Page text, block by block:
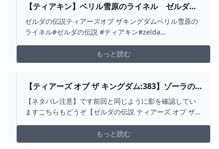
【ティアキン】ベリル雪原のライネル ゼルダの
伝説ティアーズオブ ザキングダム #ゼルダの伝
説 #ティアキン #ZELDA #SHORTS - YOUTUBE
ゼルダの伝説ティアーズオブ ザキングダムベリル雪原の
ライネル#ゼルダの伝説 #ティアキン#zelda
もっと読む
【ティアーズ オブ ザ キングダム:383】ゾーラの
大剣Ｘ2 ゾーラの槍【ゼルダの伝説 ティアーズ
オブ ザ キングダム】 - YOUTUBE
【ネタバレ注意】です前回と同じように影を確認してい
ますこちらもどうぞ【ゼルダの伝説 ティアーズ オブ ザ
list=PLmuDXayFjBn03urIAyVMOxWt3nqt1wGN1【ゼル
ダの伝説 冒険記 通常モード】https://www....
もっと読む